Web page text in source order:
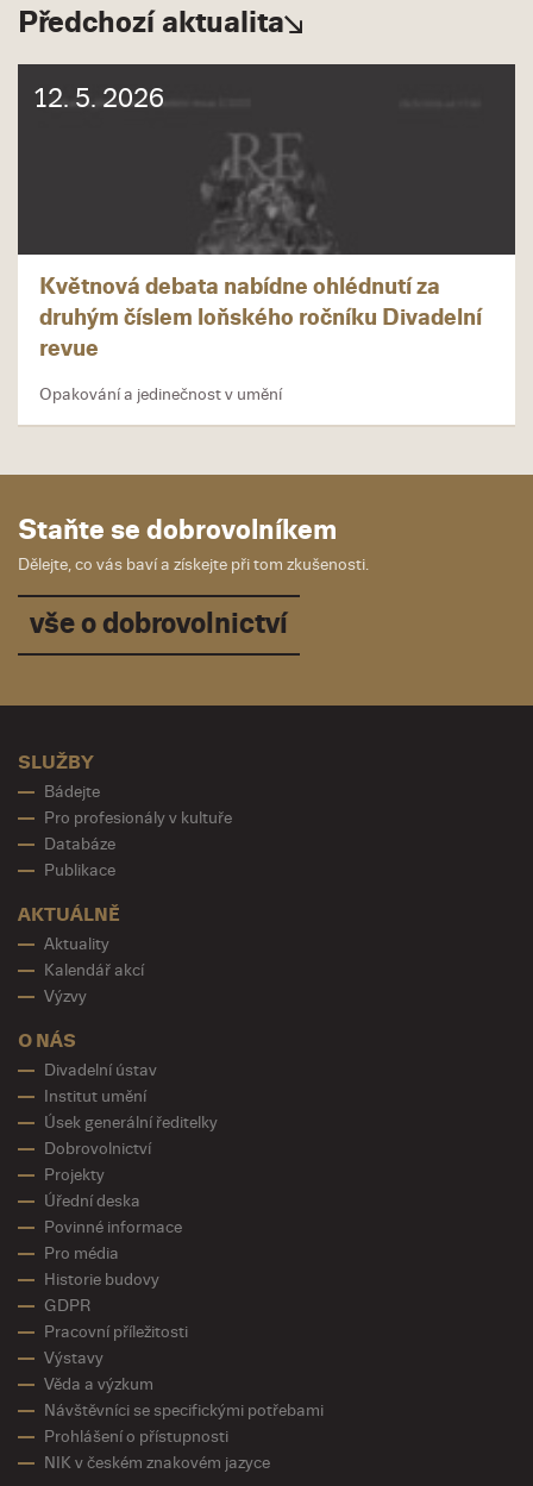
Předchozí aktualita
12. 5. 2026
Květnová debata nabídne ohlédnutí za
druhým číslem loňského ročníku Divadelní
revue
Opakování a jedinečnost v umění
Staňte se dobrovolníkem
Dělejte, co vás baví a získejte při tom zkušenosti.
vše o dobrovolnictví
SLUŽBY
Bádejte
Pro profesionály v kultuře
Databáze
Publikace
AKTUÁLNĚ
Aktuality
Kalendář akcí
Výzvy
O NÁS
Divadelní ústav
Institut umění
Úsek generální ředitelky
Dobrovolnictví
Projekty
Úřední deska
Povinné informace
Pro média
Historie budovy
GDPR
Pracovní příležitosti
Výstavy
Věda a výzkum
Návštěvníci se specifickými potřebami
Prohlášení o přístupnosti
NIK v českém znakovém jazyce